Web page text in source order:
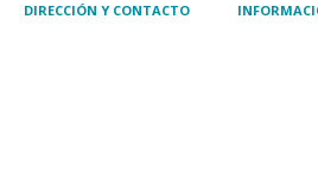
DIRECCIÓN Y CONTACTO